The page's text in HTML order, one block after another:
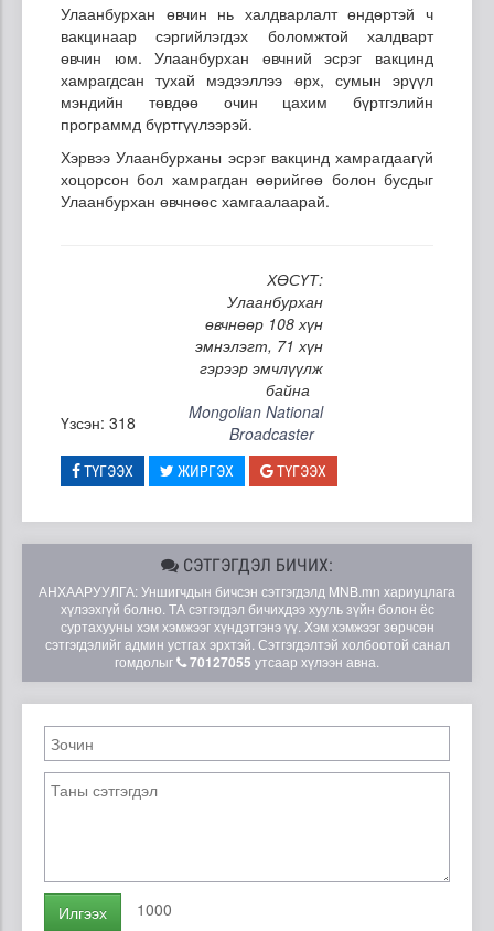
Улаанбурхан өвчин нь халдварлалт өндөртэй ч
вакцинаар сэргийлэгдэх боломжтой халдварт
өвчин юм. Улаанбурхан өвчний эсрэг вакцинд
хамрагдсан тухай мэдээллээ өрх, сумын эрүүл
мэндийн төвдөө очин цахим бүртгэлийн
программд бүртгүүлээрэй.
Хэрвээ Улаанбурханы эсрэг вакцинд хамрагдаагүй
хоцорсон бол хамрагдан өөрийгөө болон бусдыг
Улаанбурхан өвчнөөс хамгаалаарай.
ХӨСҮТ:
Улаанбурхан
өвчнөөр 108 хүн
эмнэлэгт, 71 хүн
гэрээр эмчлүүлж
байна
Үзсэн: 318
Mongolian National
Broadcaster
ТҮГЭЭХ ЖИРГЭХ ТҮГЭЭХ
СЭТГЭГДЭЛ БИЧИХ:
АНХААРУУЛГА: Уншигчдын бичсэн сэтгэгдэлд MNB.mn хариуцлага
хүлээхгүй болно. ТА сэтгэгдэл бичихдээ хууль зүйн болон ёс
суртахууны хэм хэмжээг хүндэтгэнэ үү. Хэм хэмжээг зөрчсөн
сэтгэгдэлийг админ устгах эрхтэй. Сэтгэгдэлтэй холбоотой санал
гомдолыг
70127055 утсаар хүлээн авна.
Илгээх 1000